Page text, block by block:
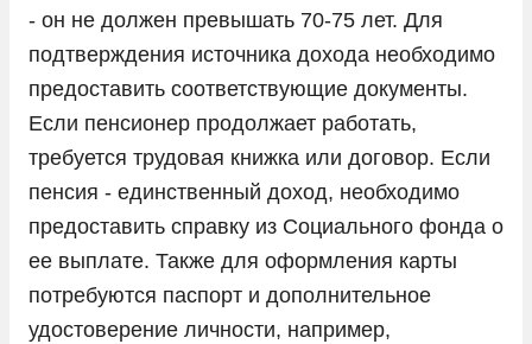
- он не должен превышать 70-75 лет. Для
подтверждения источника дохода необходимо
предоставить соответствующие документы.
Если пенсионер продолжает работать,
требуется трудовая книжка или договор. Если
пенсия - единственный доход, необходимо
предоставить справку из Социального фонда о
ее выплате. Также для оформления карты
потребуются паспорт и дополнительное
удостоверение личности, например,